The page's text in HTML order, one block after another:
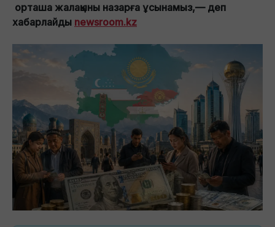
орташа жалақыны назарға ұсынамыз,— деп
хабарлайды newsroom.kz